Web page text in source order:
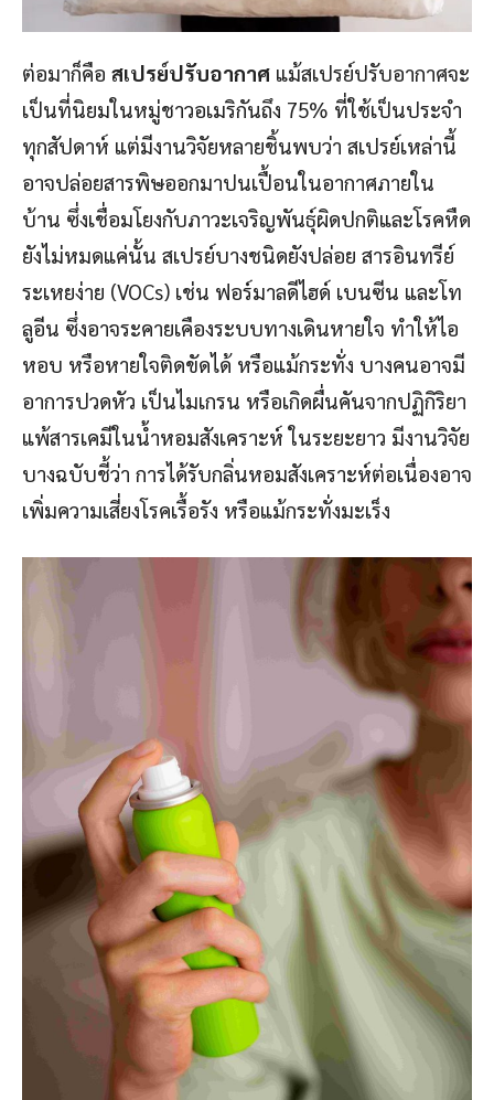
ต่อมาก็คือ สเปรย์ปรับอากาศ แม้สเปรย์ปรับอากาศจะ
เป็นที่นิยมในหมู่ชาวอเมริกันถึง 75% ที่ใช้เป็นประจำ
ทุกสัปดาห์ แต่มีงานวิจัยหลายชิ้นพบว่า สเปรย์เหล่านี้
อาจปล่อยสารพิษออกมาปนเปื้อนในอากาศภายใน
บ้าน ซึ่งเชื่อมโยงกับภาวะเจริญพันธุ์ผิดปกติและโรคหืด
ยังไม่หมดแค่นั้น สเปรย์บางชนิดยังปล่อย สารอินทรีย์
ระเหยง่าย (VOCs) เช่น ฟอร์มาลดีไฮด์ เบนซีน และโท
ลูอีน ซึ่งอาจระคายเคืองระบบทางเดินหายใจ ทำให้ไอ
หอบ หรือหายใจติดขัดได้ หรือแม้กระทั่ง บางคนอาจมี
อาการปวดหัว เป็นไมเกรน หรือเกิดผื่นคันจากปฏิกิริยา
แพ้สารเคมีในน้ำหอมสังเคราะห์ ในระยะยาว มีงานวิจัย
บางฉบับชี้ว่า การได้รับกลิ่นหอมสังเคราะห์ต่อเนื่องอาจ
เพิ่มความเสี่ยงโรคเรื้อรัง หรือแม้กระทั่งมะเร็ง